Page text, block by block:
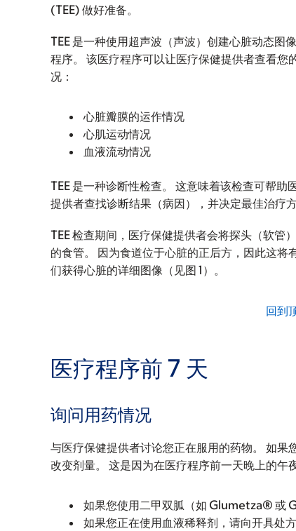
(TEE) 做好准备。
TEE 是一种使用超声波（声波）创建心脏动态图
程序。 该医疗程序可以让医疗保健提供者查看您
况：
心脏瓣膜的运作情况
心肌运动情况
血液流动情况
TEE 是一种诊断性检查。 这意味着该检查可帮助
提供者查找诊断结果（病因），并决定最佳治疗方
TEE 检查期间，医疗保健提供者会将探头（软管
的食管。 因为食道位于心脏的正后方，因此这将
们获得心脏的详细图像（见图 1）。
回到
医疗程序前 7 天
询问用药情况
与医疗保健提供者讨论您正在服用的药物。 如
改变剂量。 这是因为在医疗程序前一天晚上的午
如果您使用二甲双胍（如 Glumetza® 或
如果您正在使用血液稀释剂，请向开具处